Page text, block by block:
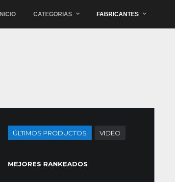
INICIO CATEGORIAS FABRICANTES
ÚLTIMOS PRODUCTOS VIDEO
MEJORES RANKEADOS